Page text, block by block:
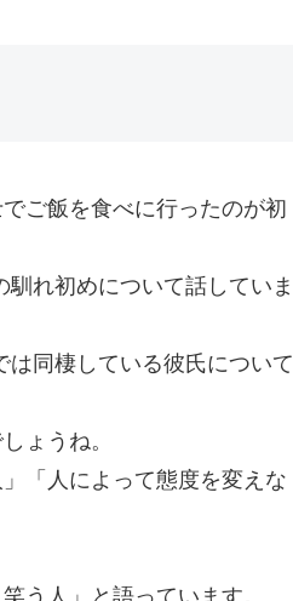
ご飯を食べに行ったのが初
れ初めについて話していま
同棲している彼氏について
ょうね。
「人によって態度を変えな